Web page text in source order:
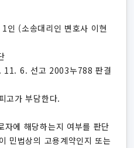
인 (소송대리인 변호사 이현
11. 6. 선고 2003누788 판결
고가 부담한다.
자에 해당하는지 여부를 판단
민법상의 고용계약인지 또는